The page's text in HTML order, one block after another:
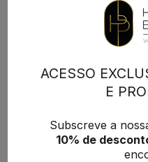
ACESSO
E
Subscreve a
10% de